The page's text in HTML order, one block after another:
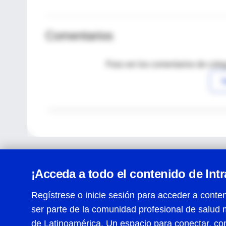
Comentarios
Para ver los comentarios de
¡Acceda a todo el contenido de
Regístrese o inicie sesión para acceder a
ser parte de la comunidad profesional de salud
de Latinoamérica. Un espacio para conectar,
Centro de Ayuda